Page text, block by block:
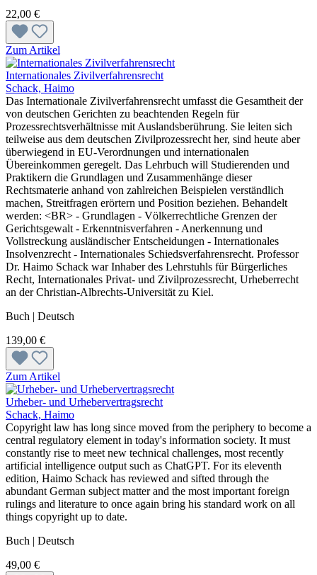
22,00 €
Zum Artikel
Internationales Zivilverfahrensrecht
Schack, Haimo
Das Internationale Zivilverfahrensrecht umfasst die Gesamtheit der
von deutschen Gerichten zu beachtenden Regeln für
Prozessrechtsverhältnisse mit Auslandsberührung. Sie leiten sich
teilweise aus dem deutschen Zivilprozessrecht her, sind heute aber
überwiegend in EU-Verordnungen und internationalen
Übereinkommen geregelt. Das Lehrbuch will Studierenden und
Praktikern die Grundlagen und Zusammenhänge dieser
Rechtsmaterie anhand von zahlreichen Beispielen verständlich
machen, Streitfragen erörtern und Position beziehen. Behandelt
werden: <BR> - Grundlagen - Völkerrechtliche Grenzen der
Gerichtsgewalt - Erkenntnisverfahren - Anerkennung und
Vollstreckung ausländischer Entscheidungen - Internationales
Insolvenzrecht - Internationales Schiedsverfahrensrecht. Professor
Dr. Haimo Schack war Inhaber des Lehrstuhls für Bürgerliches
Recht, Internationales Privat- und Zivilprozessrecht, Urheberrecht
an der Christian-Albrechts-Universität zu Kiel.
Buch | Deutsch
139,00 €
Zum Artikel
Urheber- und Urhebervertragsrecht
Schack, Haimo
Copyright law has long since moved from the periphery to become a
central regulatory element in today's information society. It must
constantly rise to meet new technical challenges, most recently
artificial intelligence output such as ChatGPT. For its eleventh
edition, Haimo Schack has reviewed and sifted through the
abundant German subject matter and the most important foreign
rulings and literature to once again bring his standard work on all
things copyright up to date.
Buch | Deutsch
49,00 €